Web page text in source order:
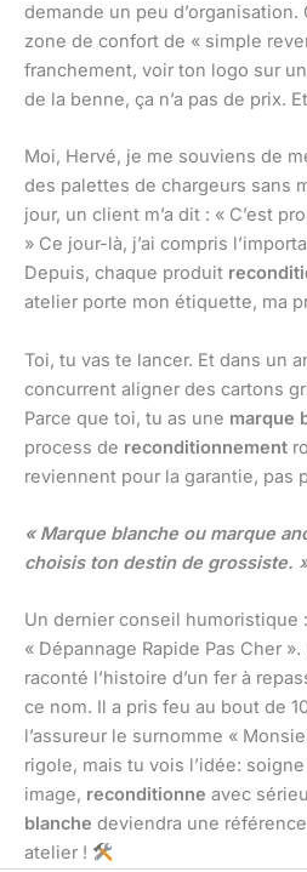
demande un peu
zone de confort de « simple
franchement, voir ton logo sur
de la benne, ça n’a pas de prix.
Moi, Hervé, je me souviens de
des palettes de chargeurs sans
jour, un client m’a dit : « C’est
» Ce jour-là, j’ai compris
Depuis, chaque produit
atelier porte mon étiquette, ma
Toi, tu vas te lancer. Et dans un
concurrent aligner des cartons
Parce que toi, tu as une marque
process de reconditionnement
reviennent pour la garantie, pas
« Marque blanche ou marque
choisis ton destin de grossiste.
Un dernier conseil humoristique
« Dépannage Rapide Pas Cher ».
raconté l’histoire d’un fer à
ce nom. Il a pris feu au bout de
l’assureur le surnomme «
rigole, mais tu vois l’idée:
image, reconditionne avec
blanche deviendra une
atelier !